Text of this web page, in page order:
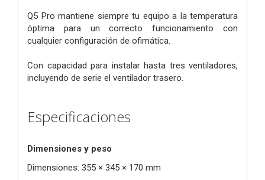
Q5 Pro mantiene siempre tu equipo a la temperatura
óptima para un correcto funcionamiento con
cualquier configuración de ofimática.
Con capacidad para instalar hasta tres ventiladores,
incluyendo de serie el ventilador trasero.
Especificaciones
Dimensiones y peso
Dimensiones: 355 × 345 × 170 mm